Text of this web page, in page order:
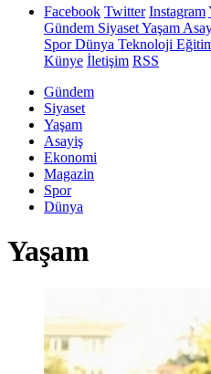
Facebook Twitter Instagram
Gündem SiyasetYaşam
SporDünya Teknoloji
Künye İletişim RSS
Gündem
Siyaset
Yaşam
Asayiş
Ekonomi
Magazin
Spor
Dünya
Yaşam